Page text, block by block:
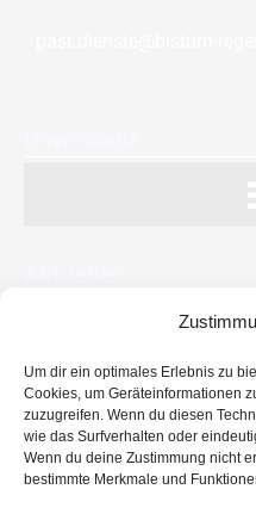
Um dir ein optimales Erlebnis zu
Cookies, um Geräteinformationen
zuzugreifen. Wenn du diesen
wie das Surfverhalten oder
Wenn du deine Zustimmung nicht
bestimmte Merkmale und
Feier der Dienstjubiläen
Aussendungsfeier und
Dienste
Exkursion nach Passau